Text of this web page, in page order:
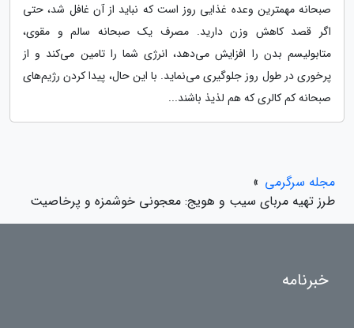
صبحانه مهمترین وعده غذایی روز است که نباید از آن غافل شد، حتی
اگر قصد کاهش وزن دارید. مصرف یک صبحانه سالم و مقوی،
متابولیسم بدن را افزایش می‌دهد، انرژی شما را تامین می‌کند و از
پرخوری در طول روز جلوگیری می‌نماید. با این حال، پیدا کردن رژیم‌های
صبحانه کم کالری که هم لذیذ باشند...
مجله سرگرمی »
طرز تهیه مربای سیب و هویج: معجونی خوشمزه و پرخاصیت
خبرنامه